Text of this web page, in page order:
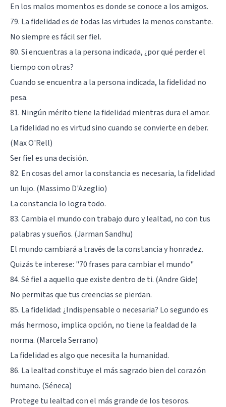
En los malos momentos es donde se conoce a los amigos.
79. La fidelidad es de todas las virtudes la menos constante.
No siempre es fácil ser fiel.
80. Si encuentras a la persona indicada, ¿por qué perder el
tiempo con otras?
Cuando se encuentra a la persona indicada, la fidelidad no
pesa.
81. Ningún mérito tiene la fidelidad mientras dura el amor.
La fidelidad no es virtud sino cuando se convierte en deber.
(Max O'Rell)
Ser fiel es una decisión.
82. En cosas del amor la constancia es necesaria, la fidelidad
un lujo. (Massimo D'Azeglio)
La constancia lo logra todo.
83. Cambia el mundo con trabajo duro y lealtad, no con tus
palabras y sueños. (Jarman Sandhu)
El mundo cambiará a través de la constancia y honradez.
Quizás te interese: "70 frases para cambiar el mundo"
84. Sé fiel a aquello que existe dentro de ti. (Andre Gide)
No permitas que tus creencias se pierdan.
85. La fidelidad: ¿Indispensable o necesaria? Lo segundo es
más hermoso, implica opción, no tiene la fealdad de la
norma. (Marcela Serrano)
La fidelidad es algo que necesita la humanidad.
86. La lealtad constituye el más sagrado bien del corazón
humano. (Séneca)
Protege tu lealtad con el más grande de los tesoros.